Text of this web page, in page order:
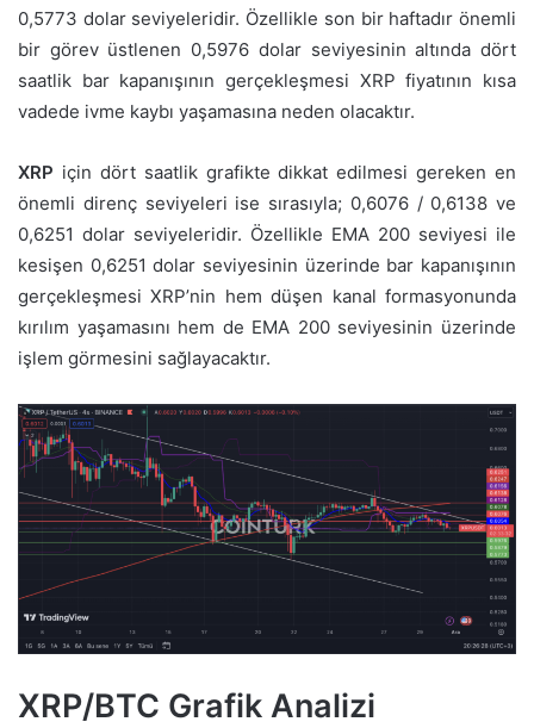
0,5773 dolar seviyeleridir. Özellikle son bir haftadır önemli
bir görev üstlenen 0,5976 dolar seviyesinin altında dört
saatlik bar kapanışının gerçekleşmesi XRP fiyatının kısa
vadede ivme kaybı yaşamasına neden olacaktır.
XRP için dört saatlik grafikte dikkat edilmesi gereken en
önemli direnç seviyeleri ise sırasıyla; 0,6076 / 0,6138 ve
0,6251 dolar seviyeleridir. Özellikle EMA 200 seviyesi ile
kesişen 0,6251 dolar seviyesinin üzerinde bar kapanışının
gerçekleşmesi XRP’nin hem düşen kanal formasyonunda
kırılım yaşamasını hem de EMA 200 seviyesinin üzerinde
işlem görmesini sağlayacaktır.
XRP/BTC Grafik Analizi